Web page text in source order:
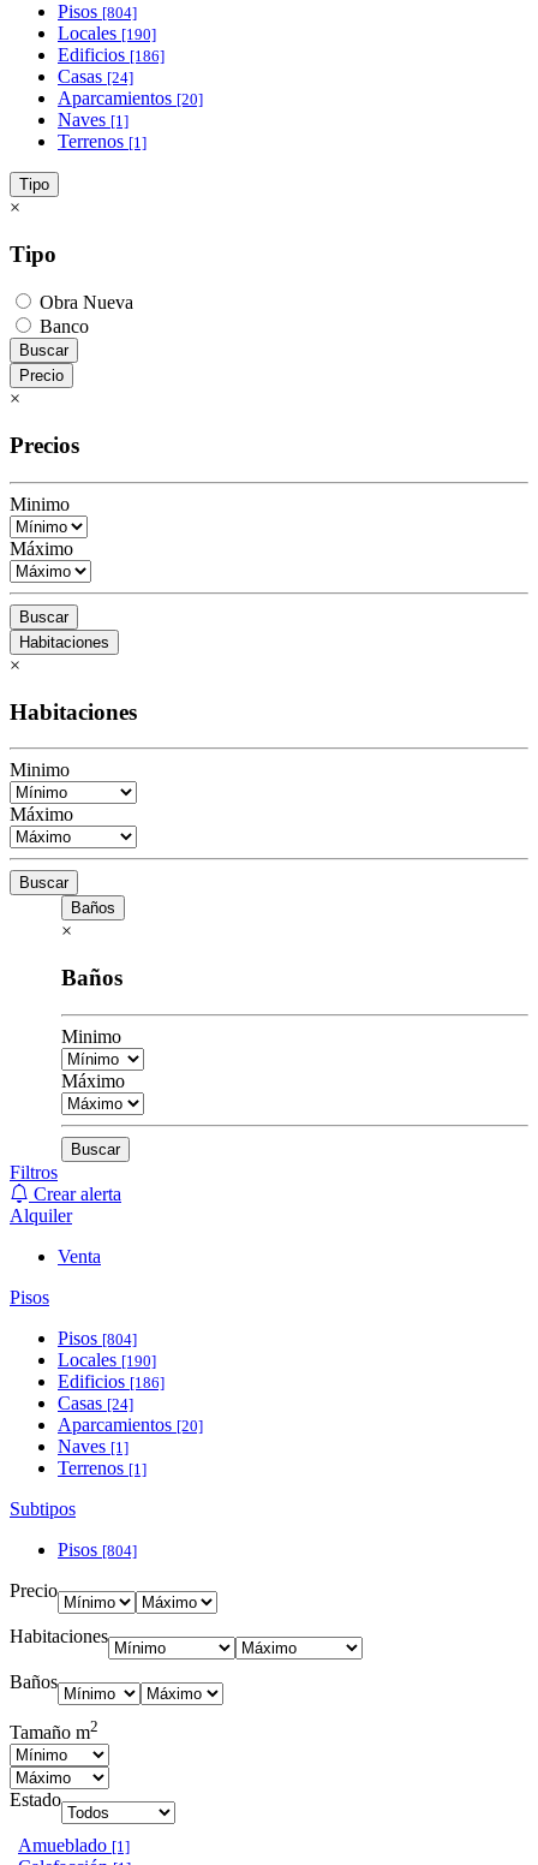
Pisos [804]
Locales [190]
Edificios [186]
Casas [24]
Aparcamientos [20]
Naves [1]
Terrenos [1]
Tipo
×
Tipo
Obra Nueva
Banco
Buscar
Precio
×
Precios
Minimo
Máximo
Buscar
Habitaciones
×
Habitaciones
Minimo
Máximo
Buscar
Baños
×
Baños
Minimo
Máximo
Buscar
Filtros
Crear alerta
Alquiler
Venta
Pisos
Pisos [804]
Locales [190]
Edificios [186]
Casas [24]
Aparcamientos [20]
Naves [1]
Terrenos [1]
Subtipos
Pisos [804]
Precio
Habitaciones
Baños
Tamaño m2
Estado
Amueblado [1]